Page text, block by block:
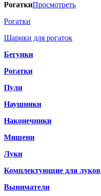
РогаткиПросмотреть
Рогатки
Шарики для рогаток
Бегунки
Рогатки
Пули
Наушники
Наконечники
Мишени
Луки
Комплектующие для луков
Выниматели